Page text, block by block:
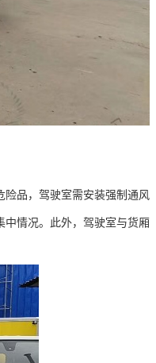
品，驾驶室需安装强制通风
中情况。此外，驾驶室与货厢